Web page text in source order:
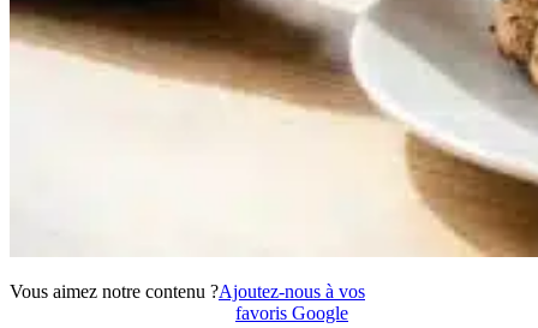
Vous aimez notre contenu ?Ajoutez-nous à vos
favoris Google